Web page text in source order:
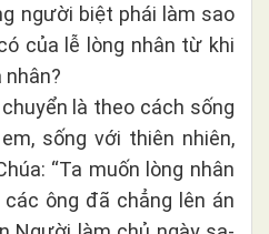
người biệt phái làm sao
của lễ lòng nhân từ khi
là theo cách sống
sống với thiên nhiên,
“Ta muốn lòng nhân
ông đã chẳng lên án